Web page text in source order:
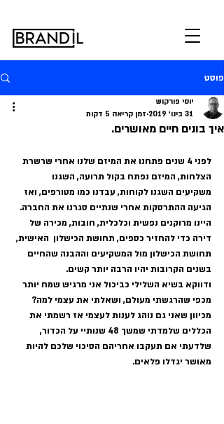
פוסט
איך בונים חיים מאושרים.
יוסי פורקוש
31 בינו׳ 2019
זמן קריאה 5 דקות
לפני 4 שנים פתחנו את המיזם שלנו אחרי שרשרת
הצלחות, המיזם נפתח בקול תרועה, השגנו
משקיעים השגנו לקוחות, עבדנו כמו מטורפים, ואז
הגיעה ההתרסקות אחרי שנתיים סגרנו את החברה.
היינו מרוקנים נפשית וכלכלית, חובות, מכירה של
דירה כדי להחזיר כספים, תחושת הכישלון  האישית,
תחושת הכישלון מול המשקיעים וההבנה שהחיים
בשנים הקרובות יהיו הרבה יותר קשים.
ודווקא בשיא השלילי כביכול אני מרגיש שמח יותר
מכפי שהרגשתי מעולם, ושאלתי את עצמי למה?
מכיוון שאני גם נוהג לענות לעצמי אז רשמתי את
הכללים שלמדתי שמשך 48 שנותיי על הכדור,
שלדעתי אם תעקבו אחריהם הסיכוי שלכם להיות
מאושר יגדלו פלאים.